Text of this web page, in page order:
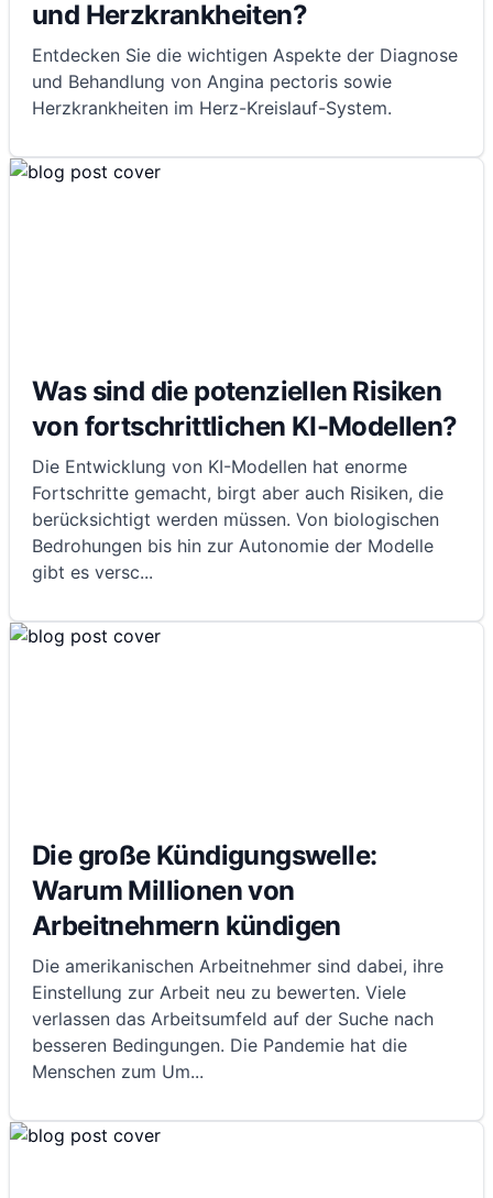
und Herzkrankheiten?
Entdecken Sie die wichtigen Aspekte der Diagnose
und Behandlung von Angina pectoris sowie
Herzkrankheiten im Herz-Kreislauf-System.
Was sind die potenziellen Risiken
von fortschrittlichen KI-Modellen?
Die Entwicklung von KI-Modellen hat enorme
Fortschritte gemacht, birgt aber auch Risiken, die
berücksichtigt werden müssen. Von biologischen
Bedrohungen bis hin zur Autonomie der Modelle
gibt es versc...
Die große Kündigungswelle:
Warum Millionen von
Arbeitnehmern kündigen
Die amerikanischen Arbeitnehmer sind dabei, ihre
Einstellung zur Arbeit neu zu bewerten. Viele
verlassen das Arbeitsumfeld auf der Suche nach
besseren Bedingungen. Die Pandemie hat die
Menschen zum Um...